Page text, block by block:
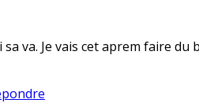
va. Je vais cet aprem faire